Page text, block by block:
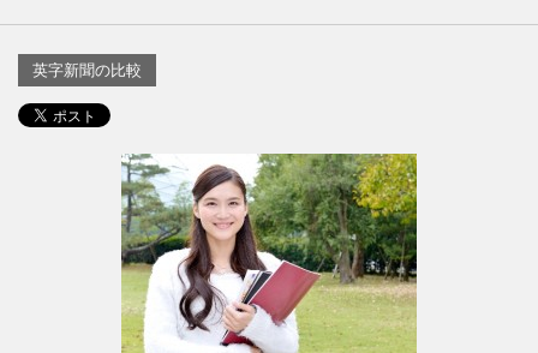
英字新聞の比較